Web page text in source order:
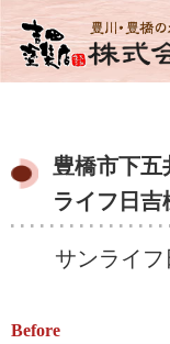
豊橋市下五
ライフ日吉
サンライフ
Before